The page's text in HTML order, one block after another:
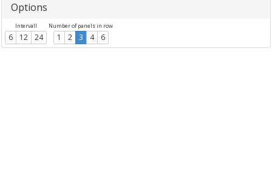
Options
Intervall
6 12 24
Number of panels in row
1 2 3 4 6